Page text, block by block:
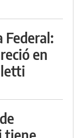
Federal:
en